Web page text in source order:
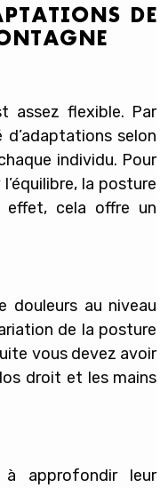
DE
assez flexible. Par
selon
individu. Pour
la posture
effet, cela offre un
douleurs au niveau
de la posture
vous devez avoir
droit et les mains
approfondir leur